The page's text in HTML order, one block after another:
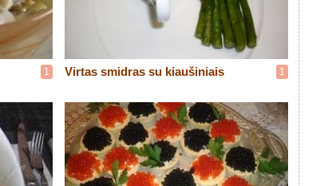
1 Virtas smidras su kiaušiniais 1